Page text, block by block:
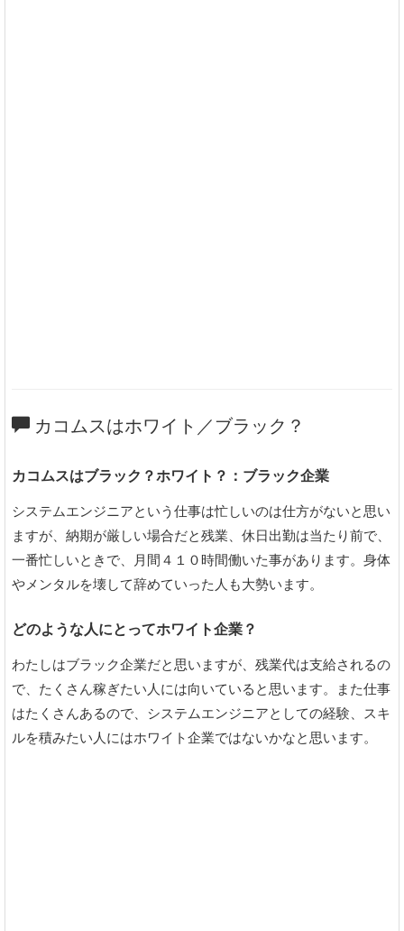
カコムスはホワイト／ブラック？
カコムスはブラック？ホワイト？：ブラック企業
システムエンジニアという仕事は忙しいのは仕方がないと思い
ますが、納期が厳しい場合だと残業、休日出勤は当たり前で、
一番忙しいときで、月間４１０時間働いた事があります。身体
やメンタルを壊して辞めていった人も大勢います。
どのような人にとってホワイト企業？
わたしはブラック企業だと思いますが、残業代は支給されるの
で、たくさん稼ぎたい人には向いていると思います。また仕事
はたくさんあるので、システムエンジニアとしての経験、スキ
ルを積みたい人にはホワイト企業ではないかなと思います。